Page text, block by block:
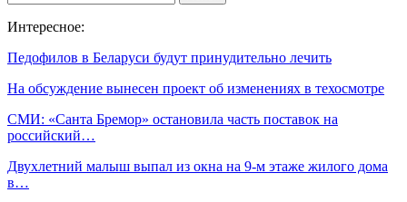
Интересное:
Педофилов в Беларуси будут принудительно лечить
На обсуждение вынесен проект об изменениях в техосмотре
СМИ: «Санта Бремор» остановила часть поставок на
российский…
Двухлетний малыш выпал из окна на 9-м этаже жилого дома
в…